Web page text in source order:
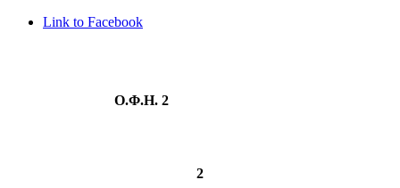
Link to Facebook
Ο.Φ.Η. 2
2